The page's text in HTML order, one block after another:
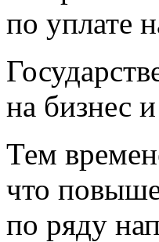
по уплате
на бизнес
Тем
что
по ряду